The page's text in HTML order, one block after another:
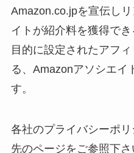
Amazon.co.jpを宣伝し
イトが紹介料を獲得で
目的に設定されたアフ
る、Amazonアソシエイ
す。
各社のプライバシーポ
先のページをご参照下さ